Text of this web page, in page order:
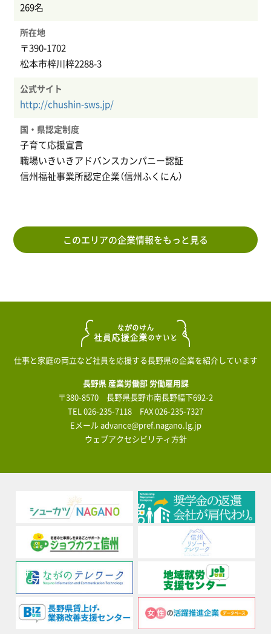
269名
所在地
〒390-1702
松本市梓川梓2288-3
公式サイト
http://chushin-sws.jp/
国・県認定制度
子育て応援宣言
職場いきいきアドバンスカンパニー認証
信州福祉事業所認定企業（信州ふくにん）
このエリアの企業情報をもっと見る
仕事と家庭の両立など社員を応援する長野県の企業を紹介しています
長野県 産業労働部 労働雇用課
〒380-8570 長野県長野市南長野幅下692-2
TEL026-235-7118 FAX 026-235-7327
Eメールadvance@pref.nagano.lg.jp
ウェブアクセシビリティ方針